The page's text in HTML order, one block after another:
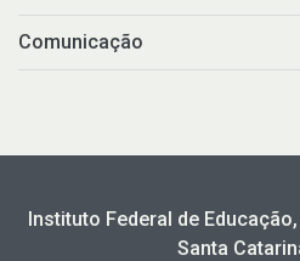
Comunicação
Instituto Federal de
Santa